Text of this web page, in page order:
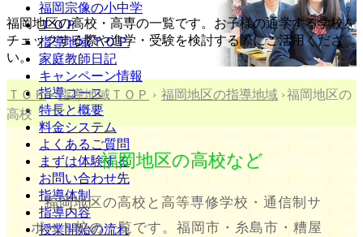
福岡宗像の小中学
ＴＯＰ
指導地域ＴＯＰ
家庭教師日記
キャンペーン情報
指導コース
特長と概要
料金システム
よくあるご質問
まずは体験する
お問い合わせ先
指導体制
指導内容
授業開始の流れ
福岡地区の高校・高専の一覧です。 お子様の通学する学校を
チェックする際や進学・受験を検討する際にご活用くださ
い。
ＴＯＰ› 指導地域ＴＯＰ › 福岡地区の指導地域 ›福岡地区の
高校
福岡地区の高校など
福岡地区の高校と高等専修学校・通信制サ
ポート校の一覧です。福岡市・糸島市・糟屋